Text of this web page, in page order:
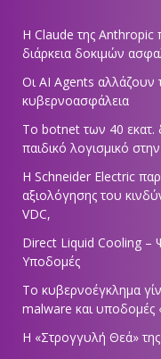
Η Claude της Anthropic
διάρκεια δοκιμών
Οι AI Agents
κυβερνοασφάλεια
Το botnet των 40 εκατ.
παιδικό λογισμικό
Η Schneider Electric
αξιολόγησης του
VDC,
Direct Liquid Cooling –
Υποδομές
Το κυβερνοέγκλημα
malware και υποδομές
Η «Στρογγυλή Θεά»